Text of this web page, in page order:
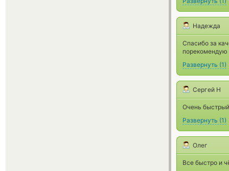
Надежда
Спасибо за
Развернуть (1)
Сергей Н
Очень
Развернуть (1)
Олег
Все быстро и